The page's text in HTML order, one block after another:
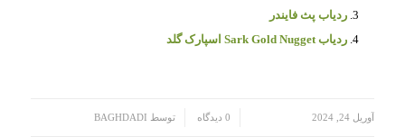
ردیاب پث فایندر
ردیاب Sark Gold Nugget اسپارک گلد
آوریل 24, 2024 0 دیدگاه توسط BAGHDADI